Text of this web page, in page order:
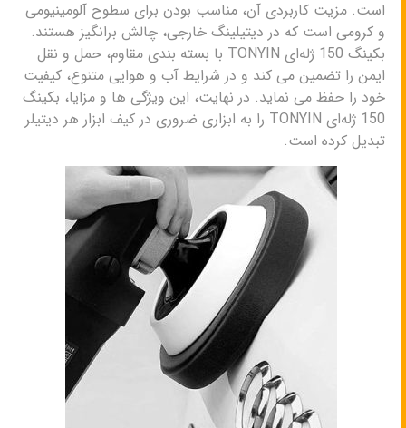
است. مزیت کاربردی آن، مناسب بودن برای سطوح آلومینیومی
و کرومی است که در دیتیلینگ خارجی، چالش برانگیز هستند.
بکینگ 150 ژله‌ای TONYIN با بسته بندی مقاوم، حمل و نقل
ایمن را تضمین می کند و در شرایط آب و هوایی متنوع، کیفیت
خود را حفظ می نماید. در نهایت، این ویژگی ها و مزایا، بکینگ
150 ژله‌ای TONYIN را به ابزاری ضروری در کیف ابزار هر دیتیلر
تبدیل کرده است.